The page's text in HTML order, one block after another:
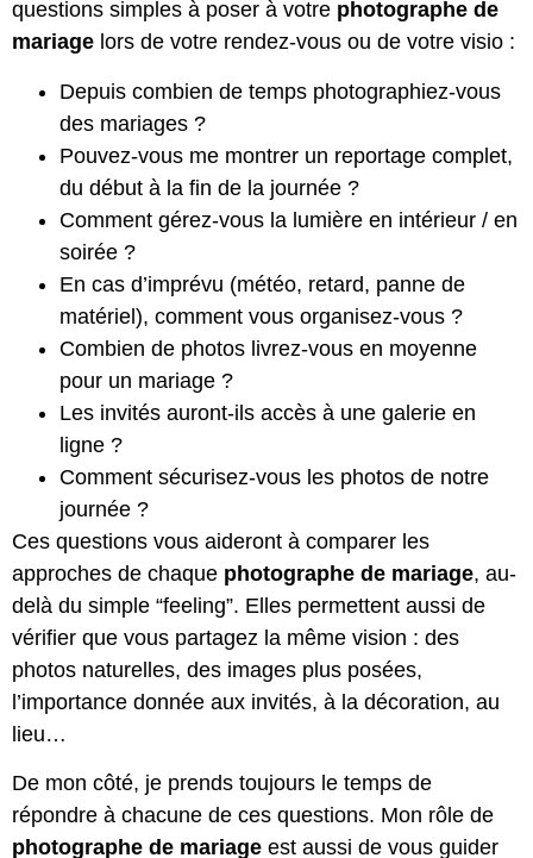
questions simples à poser à votre photographe de
mariage lors de votre rendez-vous ou de votre visio :
Depuis combien de temps photographiez-vous
des mariages ?
Pouvez-vous me montrer un reportage complet,
du début à la fin de la journée ?
Comment gérez-vous la lumière en intérieur / en
soirée ?
En cas d’imprévu (météo, retard, panne de
matériel), comment vous organisez-vous ?
Combien de photos livrez-vous en moyenne
pour un mariage ?
Les invités auront-ils accès à une galerie en
ligne ?
Comment sécurisez-vous les photos de notre
journée ?
Ces questions vous aideront à comparer les
approches de chaque photographe de mariage, au-
delà du simple “feeling”. Elles permettent aussi de
vérifier que vous partagez la même vision : des
photos naturelles, des images plus posées,
l’importance donnée aux invités, à la décoration, au
lieu…
De mon côté, je prends toujours le temps de
répondre à chacune de ces questions. Mon rôle de
photographe de mariage est aussi de vous guider